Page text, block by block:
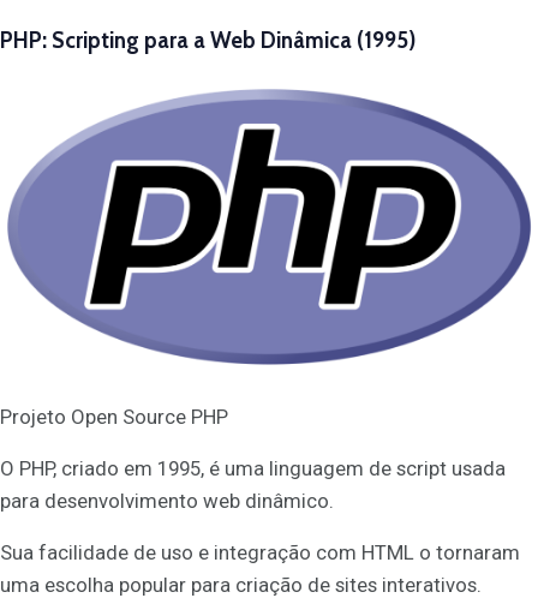
PHP: Scripting para a Web Dinâmica (1995)
Projeto Open Source PHP
O PHP, criado em 1995, é uma linguagem de script usada
para desenvolvimento web dinâmico.
Sua facilidade de uso e integração com HTML o tornaram
uma escolha popular para criação de sites interativos.